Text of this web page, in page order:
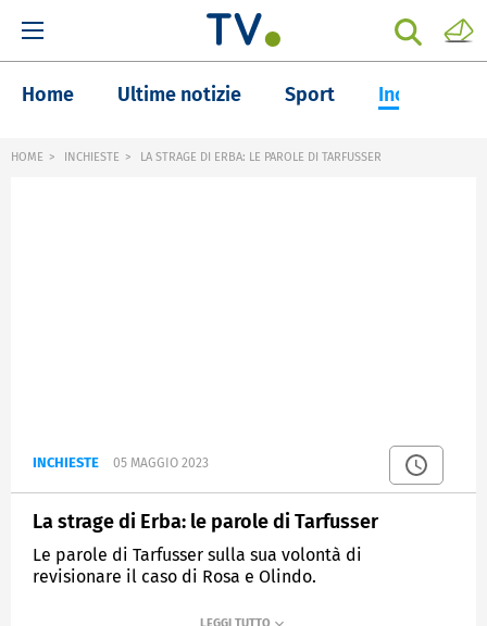
Home Ultime notizie Sport Inchieste
HOME INCHIESTE LA STRAGE DI ERBA: LE PAROLE DI TARFUSSER
INCHIESTE 05 MAGGIO 2023
La strage di Erba: le parole di Tarfusser
Le parole di Tarfusser sulla sua volontà di
revisionare il caso di Rosa e Olindo.